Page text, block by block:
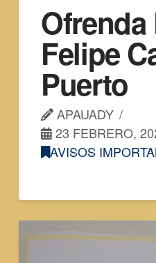
Ofrenda
Felipe
Puerto
APAUADY
23 FEBRERO,
AVISOS